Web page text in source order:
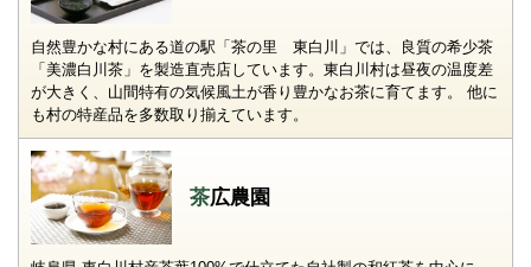
自然豊かな村にある道の駅「茶の里 東白川」では、良質の希少茶
「美濃白川茶」を製造直売店しています。東白川村は昼夜の温度差
が大きく、山間特有の気候風土が香り豊かなお茶に育てます。 他に
も村の特産品を多数取り揃えています。
茶広農園